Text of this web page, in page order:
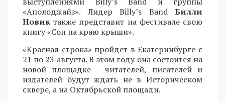
«Аполоджайз». Лидер Billy’s Band Билли
Новик также представит на фестивале свою
книгу «Сон на краю крыши».
«Красная строка» пройдет в Екатеринбурге с
21 по 23 августа. В этом году она состоится на
новой площадке - читателей, писателей и
издателей будут ждать не в Историческом
сквере, а на Октябрьской площади.